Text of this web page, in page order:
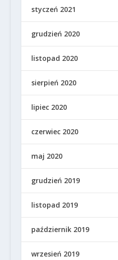
styczeń 2021
grudzień 2020
listopad 2020
sierpień 2020
lipiec 2020
czerwiec 2020
maj 2020
grudzień 2019
listopad 2019
październik 2019
wrzesień 2019